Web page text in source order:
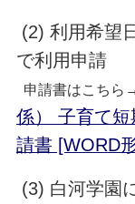
(2) 利用希望
で利用申請
申請書はこちら
係） 子育て
請書 [WORD
(3) 白河学園